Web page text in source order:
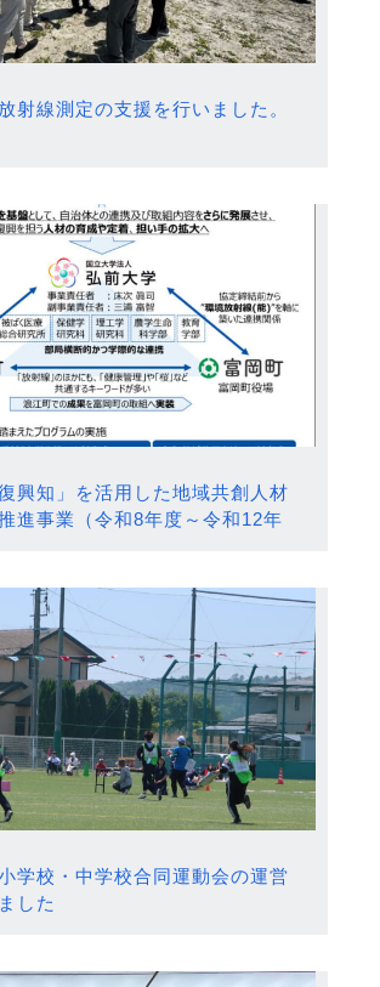
射線測定の支援を行いました。
興知」を活用した地域共創人材
進事業（令和8年度～令和12年
学校・中学校合同運動会の運営
した